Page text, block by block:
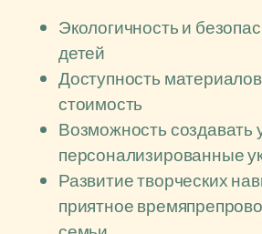
Экологичность и
детей
Доступность
стоимость
Возможность создавать
персонализированные
Развитие творческих
приятное